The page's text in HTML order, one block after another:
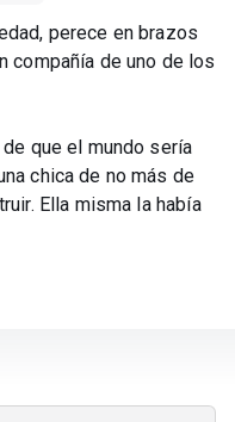
perece en brazos
compañía de uno de los
que el mundo sería
chica de no más de
Ella misma la había